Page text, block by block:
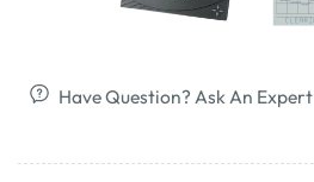
Have Question? Ask An Expert